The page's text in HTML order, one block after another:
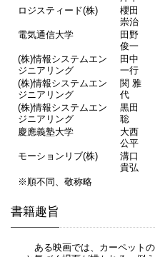
ロジスティード(株)
櫻田
崇治
電気通信大学
田野
俊一
(株)情報システムエン
ジニアリング
田中
一行
(株)情報システムエン
ジニアリング
関 雅
代
(株)情報システムエン
ジニアリング
黒田
聡
慶應義塾大学
大西
公平
モーションリブ(株)
溝口
貴弘
※順不同、敬称略
書籍趣旨
ある映画では、カーペットの